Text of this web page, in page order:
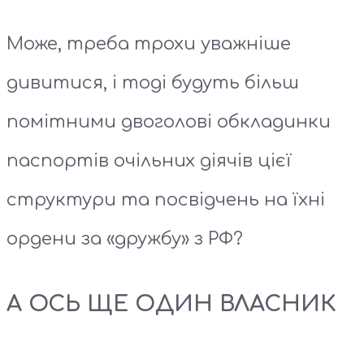
Може, треба трохи уважніше
дивитися, і тоді будуть більш
помітними двоголові обкладинки
паспортів очільних діячів цієї
структури та посвідчень на їхні
ордени за «дружбу» з РФ?
А ОСЬ ЩЕ ОДИН ВЛАСНИК